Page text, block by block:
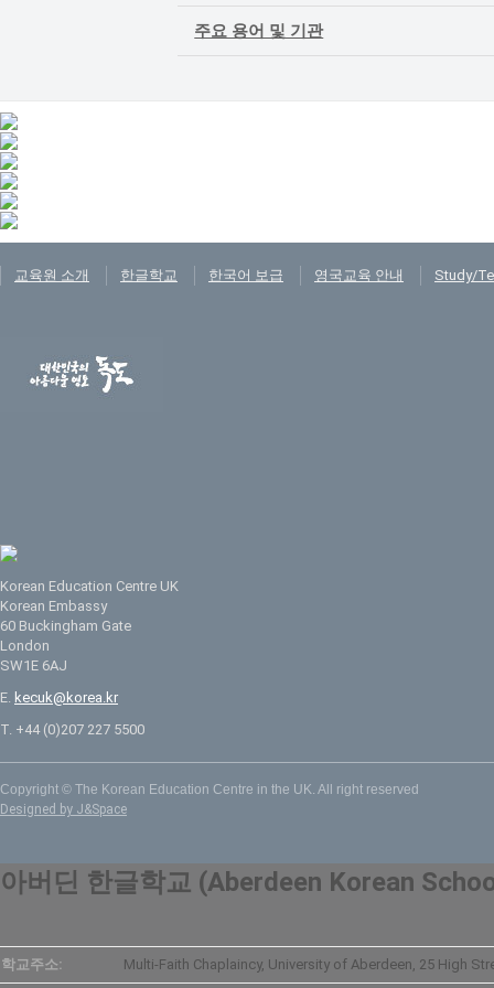
주요 용어 및 기관
교육원 소개 한글학교 한국어 보급 영국교육 안내 Study/
Korean Education Centre UK
Korean Embassy
60 Buckingham Gate
London
SW1E 6AJ
E. kecuk@korea.kr
T. +44 (0)207 227 5500
Copyright © The Korean Education Centre in the UK. All right reserved
Designed by J&Space
아버딘 한글학교 (Aberdeen Korean
학교주소: Multi-Faith Chaplaincy, University of Aberdeen, 25 High